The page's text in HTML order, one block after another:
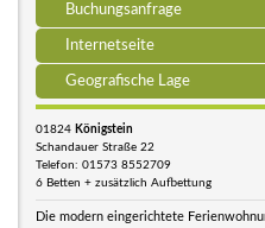
Buchungsanfrage
Internetseite
Geografische Lage
01824 Königstein
Schandauer Straße 22
Telefon: 01573 8552709
6 Betten + zusätzlich Aufbettung
Die modern eingerichtete